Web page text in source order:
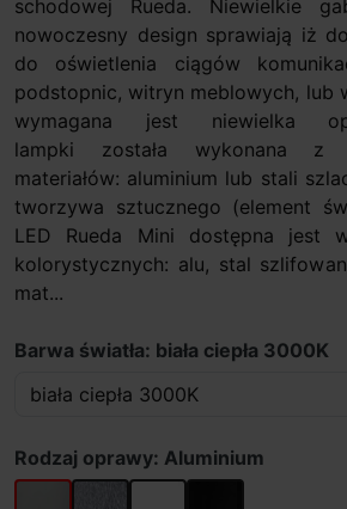
schodowej Rueda. Niewielkie
nowoczesny design sprawiają iż
do oświetlenia ciągów
podstopnic, witryn meblowych, lub
wymagana jest niewielka
lampki została wykonana z
materiałów: aluminium lub stali
tworzywa sztucznego (element
LED Rueda Mini dostępna jest
kolorystycznych: alu, stal
mat...
Barwa światła: biała ciepła 3000K
Rodzaj oprawy: Aluminium
AluminiumStal szlachetna
Biały Czarny